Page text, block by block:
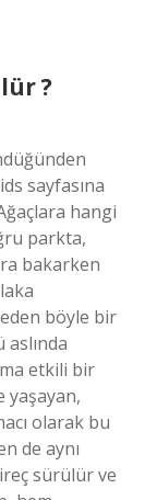
?
sayfasına
hangi
parkta,
bakarken
böyle bir
aslında
etkili bir
yaşayan,
olarak bu
de aynı
sürülür ve